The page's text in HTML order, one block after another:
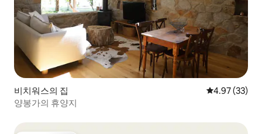
비치워스의 집 평점 4.97점(5
4.97 (33)
양봉가의 휴양지